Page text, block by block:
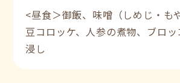
<昼食＞御飯、味噌（しめじ・も
豆コロッケ、人参の煮物、ブロ
浸し